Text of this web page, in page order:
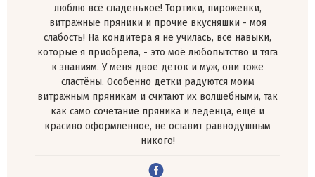
люблю всё сладенькое! Тортики, пироженки,
витражные пряники и прочие вкусняшки - моя
слабость! На кондитера я не училась, все навыки,
которые я приобрела, - это моё любопытство и тяга
к знаниям. У меня двое деток и муж, они тоже
сластёны. Особенно детки радуются моим
витражным пряникам и считают их волшебными, так
как само сочетание пряника и леденца, ещё и
красиво оформленное, не оставит равнодушным
никого!